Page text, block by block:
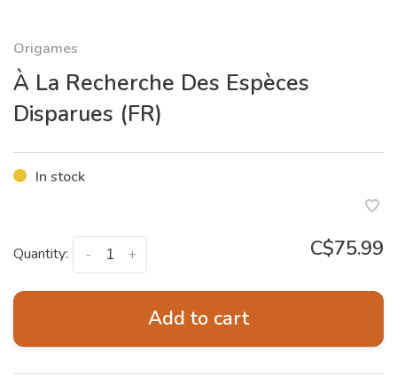
Origames
À La Recherche Des Espèces
Disparues (FR)
In stock
Quantity: +
- C$75.99
Add to cart